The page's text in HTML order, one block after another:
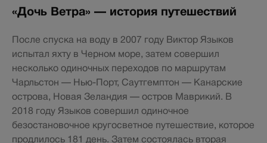
«Дочь Ветра» — история путешествий
После спуска на воду в 2007 году Виктор Языков
испытал яхту в Черном море, затем совершил
несколько одиночных переходов по маршрутам
Чарльстон — Нью-Порт, Саутгемптон — Канарские
острова, Новая Зеландия — остров Маврикий. В
2018 году Языков совершил одиночное
безостановочное кругосветное путешествие, которое
продлилось 181 день. Затем состоялась вторая